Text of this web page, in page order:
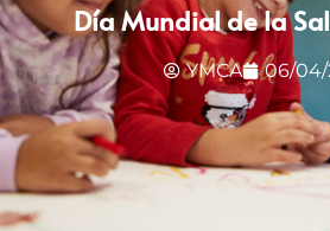
Día Mundial de la
YMCA 06/04/